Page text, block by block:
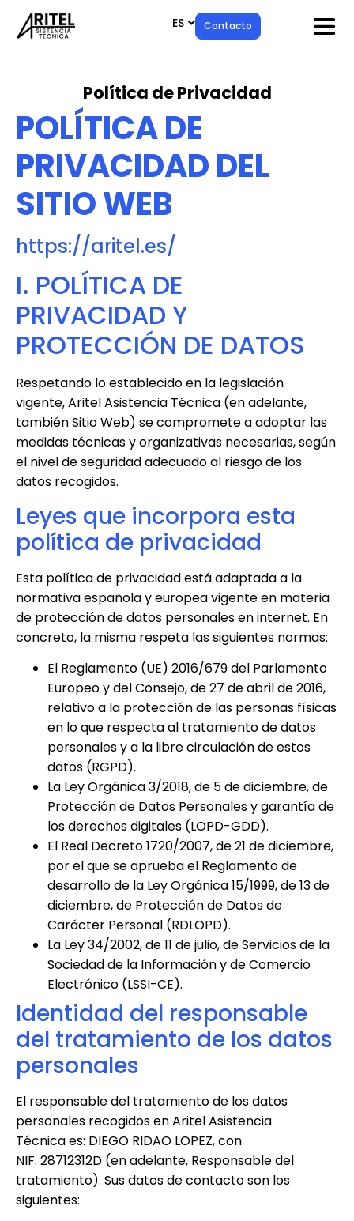
ES
EN Contacto
Política de Privacidad
POLÍTICA DE
PRIVACIDAD DEL
SITIO WEB
https://aritel.es/
I. POLÍTICA DE
PRIVACIDAD Y
PROTECCIÓN DE DATOS
Respetando lo establecido en la legislación
vigente,Aritel Asistencia Técnica (en adelante,
también Sitio Web) se compromete a adoptar las
medidas técnicas y organizativas necesarias, según
el nivel de seguridad adecuado al riesgo de los
datos recogidos.
Leyes que incorpora esta
política de privacidad
Esta política de privacidad está adaptada a la
normativa española y europea vigente en materia
de protección de datos personales en internet. En
concreto, la misma respeta las siguientes normas:
El Reglamento (UE) 2016/679 del Parlamento
Europeo y del Consejo, de 27 de abril de 2016,
relativo a la protección de las personas físicas
en lo que respecta al tratamiento de datos
personales y a la libre circulación de estos
datos (RGPD).
La Ley Orgánica 3/2018, de 5 de diciembre, de
Protección de Datos Personales y garantía de
los derechos digitales (LOPD-GDD).
El Real Decreto 1720/2007, de 21 de diciembre,
por el que se aprueba el Reglamento de
desarrollo de la Ley Orgánica 15/1999, de 13 de
diciembre, de Protección de Datos de
Carácter Personal (RDLOPD).
La Ley 34/2002, de 11 de julio, de Servicios de la
Sociedad de la Información y de Comercio
Electrónico (LSSI-CE).
Identidad del responsable
del tratamiento de los datos
personales
El responsable del tratamiento de los datos
personales recogidos enAritel Asistencia
Técnicaes: DIEGO RIDAO LOPEZ, con
NIF: 28712312D (en adelante, Responsable del
tratamiento). Sus datos de contacto son los
siguientes: